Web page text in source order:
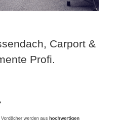
Carport &
Profi.